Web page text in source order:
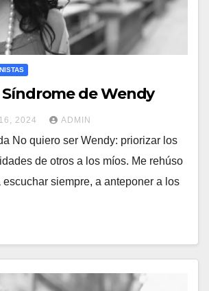
Síndrome de Wendy
2024 ADMIN
No quiero ser Wendy: priorizar los
de otros a los míos. Me rehúso
escuchar siempre, a anteponer a los